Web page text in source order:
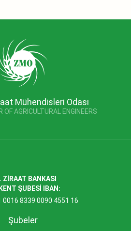
Mühendisleri Odası
OF AGRICULTURAL ENGINEERS
ZİRAAT BANKASI
ŞUBESİ IBAN:
0016 8339 0090 4551 16
Şubeler